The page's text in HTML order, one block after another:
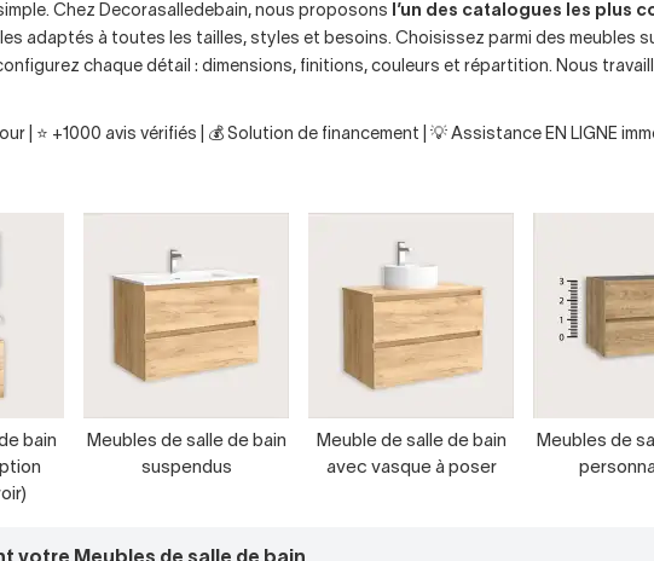
Chez Decorasalledebain, nous proposons l’un des catalogues les plus
adaptés à toutes les tailles, styles et besoins. Choisissez parmi des meubles
chaque détail : dimensions, finitions, couleurs et répartition. Nous
| ⭐ +1000 avis vérifiés | 💰 Solution de financement | 💡 Assistance EN LIGNE
bain
Meubles de salle de bain
suspendus
Meuble de salle de bain
avec vasque à poser
Meubles de